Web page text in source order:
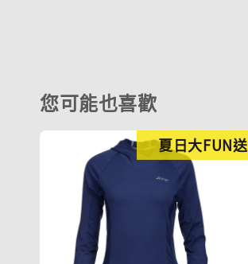
您可能也喜歡
夏日大FUN送